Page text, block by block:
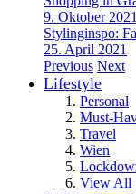
9. Oktober 2021
Stylinginspo:
25. April 2021
Previous Next
Lifestyle
Personal
Must-
Travel
Wien
View All